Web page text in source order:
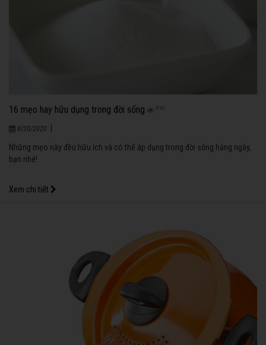
16 mẹo hay hữu dụng trong đời sống 869
8/20/2020
Những mẹo này đều hữu ích và có thể áp dụng trong đời sống hằng ngày,
bạn nhé!
Xem chi tiết